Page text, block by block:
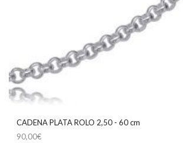
CADENA PLATA ROLO 2,50 - 60 cm
90,00€